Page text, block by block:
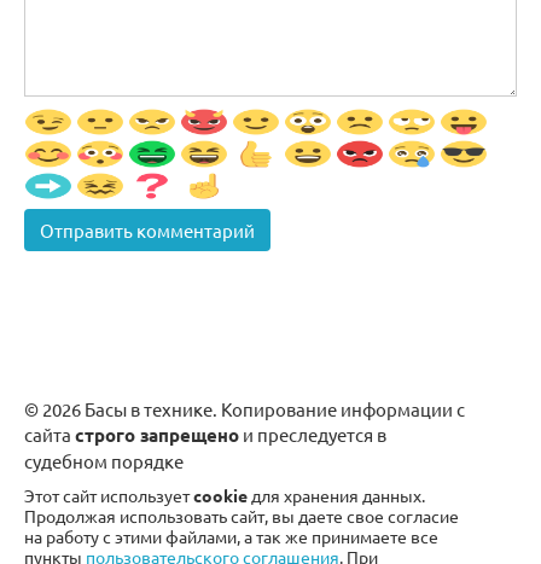
© 2026 Басы в технике. Копирование информации с
сайта строго запрещено и преследуется в
судебном порядке
Этот сайт используетcookie для хранения данных.
Продолжая использовать сайт, вы даете свое согласие
на работу с этими файлами, а так же принимаете все
пункты пользовательского соглашения. При